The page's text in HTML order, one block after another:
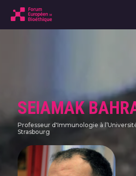
SEIAMAK
Professeur d'Immunologie à
Strasbourg